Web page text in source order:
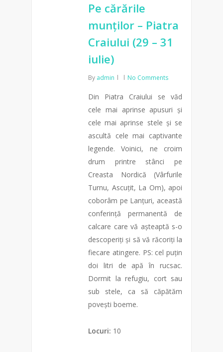
Pe cărările
munților – Piatra
Craiului (29 – 31
iulie)
By admin No Comments
Din Piatra Craiului se văd
cele mai aprinse apusuri și
cele mai aprinse stele și se
ascultă cele mai captivante
legende. Voinici, ne croim
drum printre stânci pe
Creasta Nordică (Vârfurile
Turnu, Ascuțit, La Om), apoi
coborâm pe Lanțuri, această
conferință permanentă de
calcare care vă așteaptă s-o
descoperiți și să vă răcoriți la
fiecare atingere. PS: cel puțin
doi litri de apă în rucsac.
Dormit la refugiu, cort sau
sub stele, ca să căpătăm
povești boeme.
Locuri: 10